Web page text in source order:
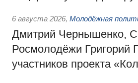
6 августа 2026, Молодёжная
Дмитрий Чернышенко,
Росмолодёжи Григорий
участников проекта